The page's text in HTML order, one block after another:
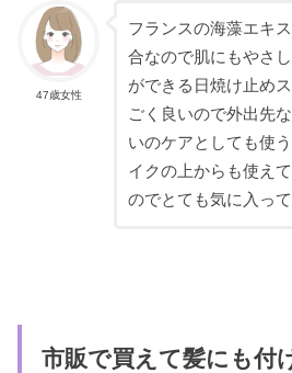
47歳女性
フランスの海藻エキ
合なので肌にもやさ
ができる日焼け止め
ごく良いので外出先
いのケアとしても使
イクの上からも使え
のでとても気に入って
市販で買えて髪にも付